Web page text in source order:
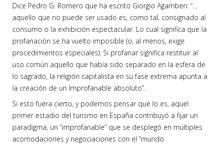
Dice Pedro G. Romero que ha escrito Giorgio Agamben: “…
aquello que no puede ser usado es, como tal, consignado al
consumo o la exhibición espectacular. Lo cual significa que la
profanación se ha vuelto imposible (o, al menos, exige
procedimientos especiales). Si profanar significa restituir al
uso común aquello que había sido separado en la esfera de
lo sagrado, la religión capitalista en su fase extrema apunta a
la creación de un Improfanable absoluto”.
Si esto fuera cierto, y podemos pensar que lo es, aquel
primer estadio del turismo en España contribuyó a fijar un
paradigma, un “improfanable” que se desplegó en múltiples
acomodaciones y negociaciones con el “mundo